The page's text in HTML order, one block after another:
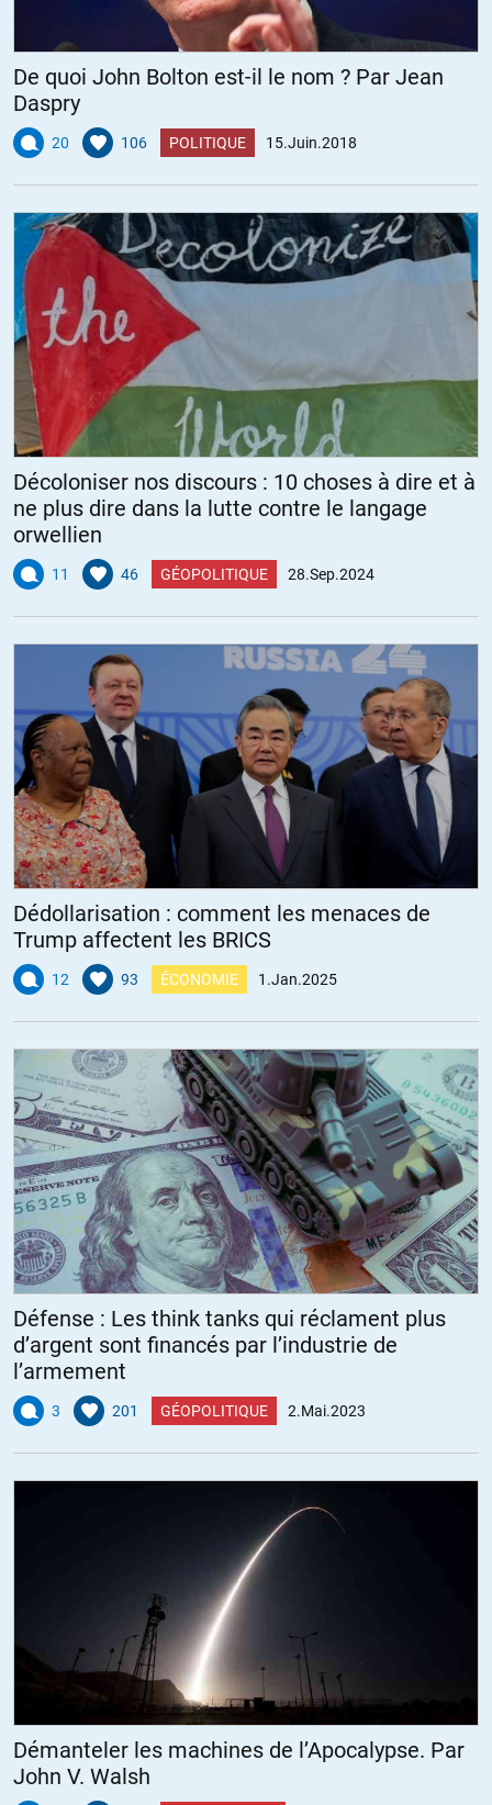
De quoi John Bolton est-il le nom ? Par Jean
Daspry
20 106 POLITIQUE 15.Juin.2018
Décoloniser nos discours : 10 choses à dire et à
ne plus dire dans la lutte contre le langage
orwellien
11 46 GÉOPOLITIQUE 28.Sep.2024
Dédollarisation : comment les menaces de
Trump affectent les BRICS
12 93 ÉCONOMIE 1.Jan.2025
Défense : Les think tanks qui réclament plus
d’argent sont financés par l’industrie de
l’armement
3 201 GÉOPOLITIQUE 2.Mai.2023
Démanteler les machines de l’Apocalypse. Par
John V. Walsh